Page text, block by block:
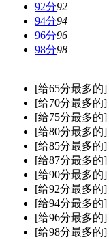
92分92
94分94
96分96
98分98
[给65分最多的]
[给70分最多的]
[给75分最多的]
[给80分最多的]
[给85分最多的]
[给87分最多的]
[给90分最多的]
[给92分最多的]
[给94分最多的]
[给96分最多的]
[给98分最多的]